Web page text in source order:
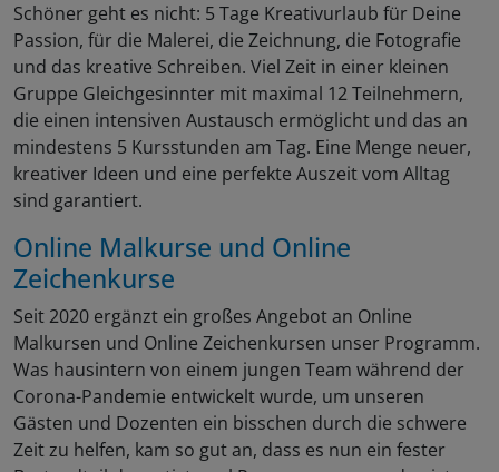
Schöner geht es nicht: 5 Tage Kreativurlaub für Deine
Passion, für die Malerei, die Zeichnung, die Fotografie
und das kreative Schreiben. Viel Zeit in einer kleinen
Gruppe Gleichgesinnter mit maximal 12 Teilnehmern,
die einen intensiven Austausch ermöglicht und das an
mindestens 5 Kursstunden am Tag. Eine Menge neuer,
kreativer Ideen und eine perfekte Auszeit vom Alltag
sind garantiert.
Online Malkurse und Online
Zeichenkurse
Seit 2020 ergänzt ein großes Angebot an Online
Malkursen und Online Zeichenkursen unser Programm.
Was hausintern von einem jungen Team während der
Corona-Pandemie entwickelt wurde, um unseren
Gästen und Dozenten ein bisschen durch die schwere
Zeit zu helfen, kam so gut an, dass es nun ein fester